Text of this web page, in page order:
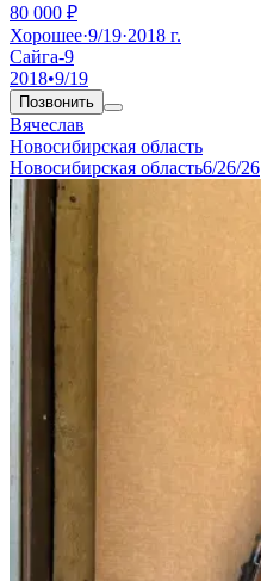
80 000 ₽
Хорошее·9/19·2018 г.
Сайга-9
2018•9/19
Позвонить
Вячеслав
Новосибирская область
Новосибирская область6/26/26